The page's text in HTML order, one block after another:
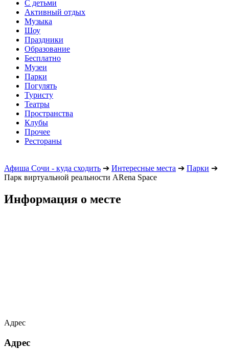
С детьми
Активный отдых
Музыка
Шоу
Праздники
Образование
Бесплатно
Музеи
Парки
Погулять
Туристу
Театры
Пространства
Клубы
Прочее
Рестораны
Афиша Сочи - куда сходить ➔ Интересные места ➔ Парки ➔
Парк виртуальной реальности ARena Space
Информация о месте
Адрес
Адрес